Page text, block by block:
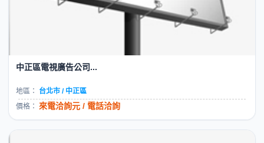
中正區電視廣告公司...
地區：
台北市 / 中正區
價格： 來電洽詢元 / 電話洽詢